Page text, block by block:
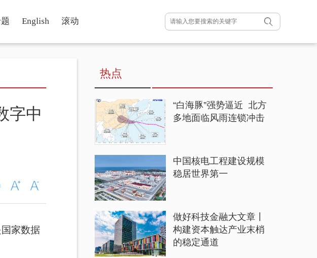
English 滚动
字中
家数据
热点
“白海豚”强势逼近 北方
多地面临风雨连锁冲击
中国核电工程建设规模
稳居世界第一
做好科技金融大文章丨
构建资本触达产业末梢
的稳定通道